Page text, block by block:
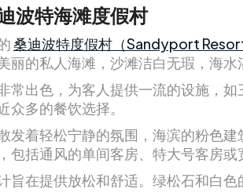
波特海滩度假村
桑迪波特度假村（Sandyport
丽的私人海滩，沙滩洁白无瑕，海水
常出色，为客人提供一流的设施，
众多的餐饮选择。
发着轻松宁静的氛围，海滨的粉色
包括通风的单间客房、特大号客房或
旨在提供放松和舒适。绿松石和白